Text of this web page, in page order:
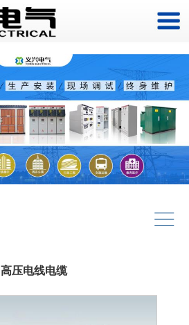
高压电线电缆